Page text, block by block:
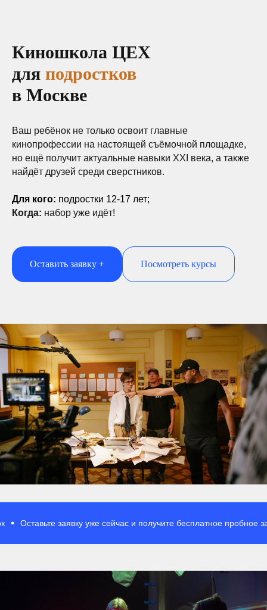
Киношкола ЦЕХ
для подростков
в Москве
Ваш ребёнок не только освоит главные
кинопрофессии на настоящей съёмочной площадке,
но ещё получит актуальные навыки XXI века, а также
найдёт друзей среди сверстников.
Для кого: подростки 12-17 лет;
Когда: набор уже идёт!
Оставить заявку + Посмотреть курсы
заявку уже сейчас и получите бесплатное пробное